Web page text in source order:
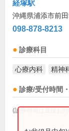
経塚駅
沖縄県浦添市前
098-878-8213
診療科目
心療内科 精神
診療/受付時間
(診療時間は直接お問